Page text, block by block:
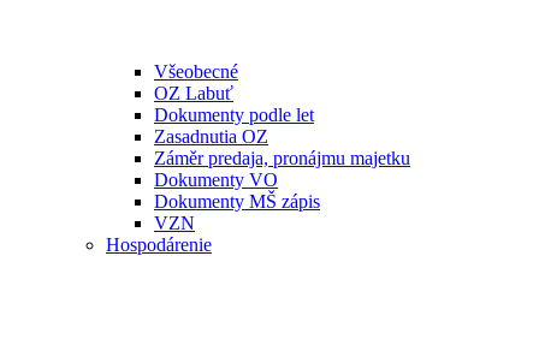
Všeobecné
OZ Labuť
Dokumenty podle let
Zasadnutia OZ
Záměr predaja, pronájmu majetku
Dokumenty VO
Dokumenty MŠ zápis
VZN
Hospodárenie